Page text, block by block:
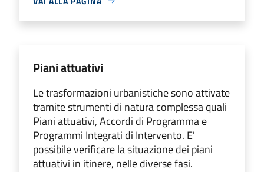
Piani attuativi
Le trasformazioni urbanistiche sono attivate
tramite strumenti di natura complessa quali
Piani attuativi, Accordi di Programma e
Programmi Integrati di Intervento. E'
possibile verificare la situazione dei piani
attuativi in itinere, nelle diverse fasi.